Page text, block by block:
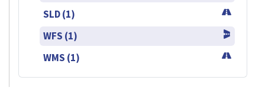
SLD (1)
WFS (1)
WMS (1)